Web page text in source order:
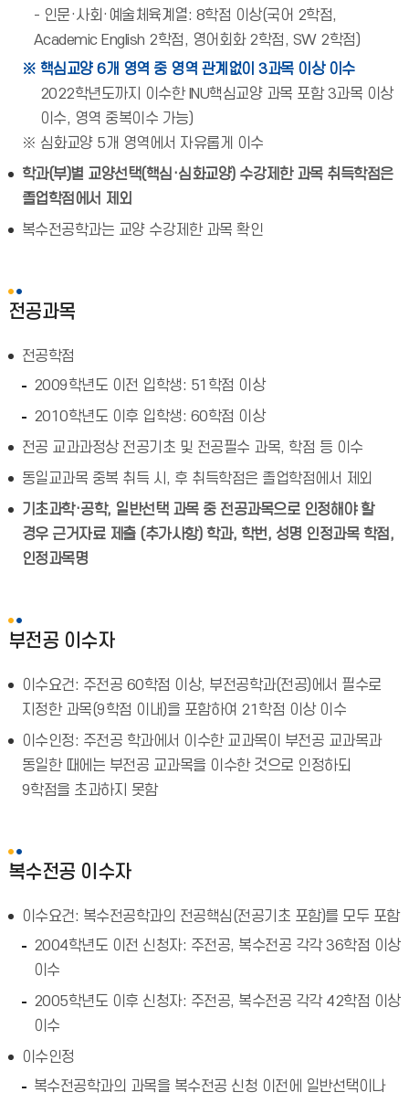
- 인문·사회·예술체육계열: 8학점 이상(국어 2학점,
Academic English 2학점, 영어회화 2학점, SW 2학점)
※ 핵심교양 6개 영역 중 영역 관계없이 3과목 이상 이수
2022학년도까지 이수한 INU핵심교양 과목 포함 3과목 이상
이수, 영역 중복이수 가능)
※ 심화교양 5개 영역에서 자유롭게 이수
학과(부)별 교양선택(핵심·심화교양) 수강제한 과목 취득학점은
졸업학점에서 제외
복수전공학과는 교양 수강제한 과목 확인
전공과목
전공학점
2009학년도 이전 입학생: 51학점 이상
2010학년도 이후 입학생: 60학점 이상
전공 교과과정상 전공기초 및 전공필수 과목, 학점 등 이수
동일교과목 중복 취득 시, 후 취득학점은 졸업학점에서 제외
기초과학·공학, 일반선택 과목 중 전공과목으로 인정해야 할
경우 근거자료 제출 (추가사항) 학과, 학번, 성명 인정과목 학점,
인정과목명
부전공 이수자
이수요건: 주전공 60학점 이상, 부전공학과(전공)에서 필수로
지정한 과목(9학점 이내)을 포함하여 21학점 이상 이수
이수인정: 주전공 학과에서 이수한 교과목이 부전공 교과목과
동일한 때에는 부전공 교과목을 이수한 것으로 인정하되
9학점을 초과하지 못함
복수전공 이수자
이수요건: 복수전공학과의 전공핵심(전공기초 포함)를 모두 포함
2004학년도 이전 신청자: 주전공, 복수전공 각각 36학점 이상
이수
2005학년도 이후 신청자: 주전공, 복수전공 각각 42학점 이상
이수
이수인정
복수전공학과의 과목을 복수전공 신청 이전에 일반선택이나